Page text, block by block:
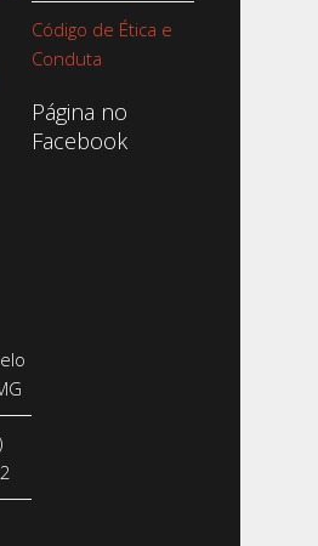
Código de Ética e
Conduta
Página no
Facebook